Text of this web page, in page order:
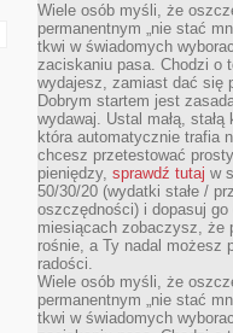
Wiele osób myśli, że
permanentnym „nie stać
tkwi w świadomych
zaciskaniu pasa. Chodzi o
wydajesz, zamiast dać się
Dobrym startem jest
wydawaj. Ustal małą, stałą
która automatycznie trafia
chcesz przetestować
pieniędzy, sprawdź tutaj w
50/30/20 (wydatki stałe /
oszczędności) i dopasuj
miesiącach zobaczysz, że
rośnie, a Ty nadal możesz
radości.
Wiele osób myśli, że
permanentnym „nie stać
tkwi w świadomych